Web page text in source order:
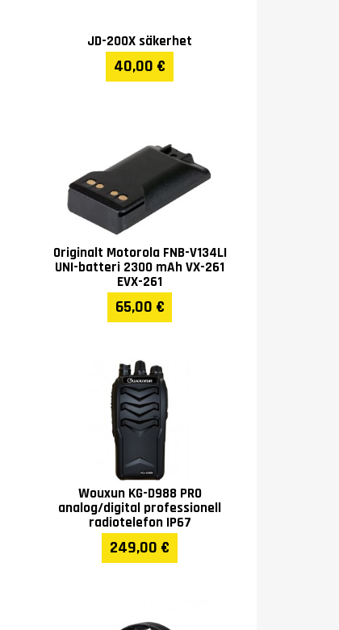
JD-200X säkerhet
40,00 €
Originalt Motorola FNB-V134LI
UNI-batteri 2300 mAh VX-261
EVX-261
65,00 €
Wouxun KG-D988 PRO
analog/digital professionell
radiotelefon IP67
249,00 €